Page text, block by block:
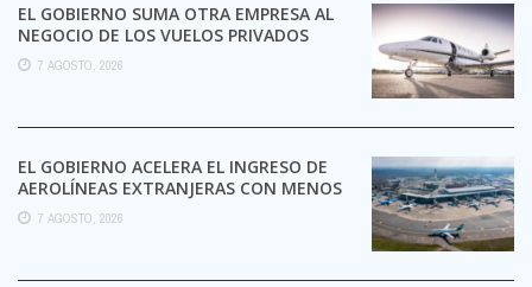
EL GOBIERNO SUMA OTRA EMPRESA AL
NEGOCIO DE LOS VUELOS PRIVADOS
7 AGOSTO, 2026
EL GOBIERNO ACELERA EL INGRESO DE
AEROLÍNEAS EXTRANJERAS CON MENOS
TRÁMITES
7 AGOSTO, 2026